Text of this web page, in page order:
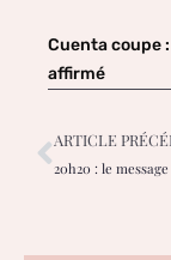
Cuenta coupe
affirmé
ARTICLE